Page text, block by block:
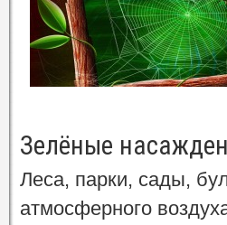
Зелёные
Леса, парки, сады,
атмосферного